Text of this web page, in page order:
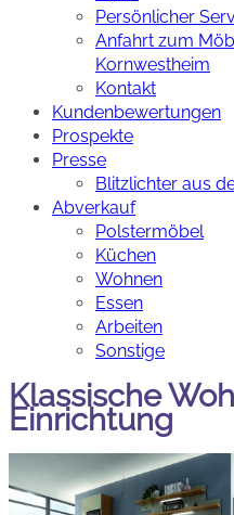
Persönlicher
Anfahrt zum
Kornwestheim
Kontakt
Kundenbewertungen
Prospekte
Presse
Blitzlichter aus
Abverkauf
Polstermöbel
Küchen
Wohnen
Essen
Arbeiten
Sonstige
Klassische
Einrichtung